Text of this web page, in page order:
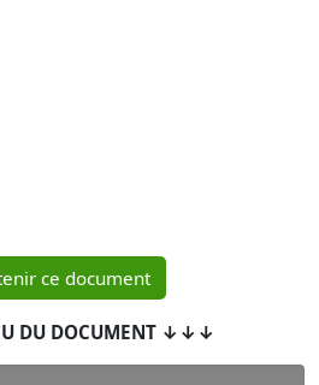
ce document
DU DOCUMENT ↓↓↓